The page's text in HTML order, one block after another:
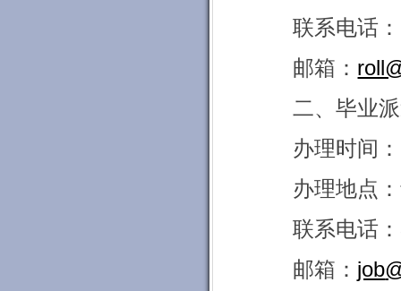
联系电话
邮箱：
二、毕业
办理时间：
办理地点：
联系电话：
邮箱： job